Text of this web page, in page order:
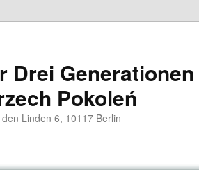
Drei Generationen
Pokoleń
Linden 6, 10117 Berlin